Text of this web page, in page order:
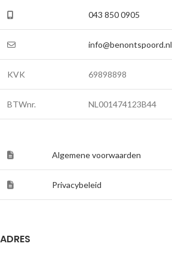
043 850 0905
info@benontspoord.nl
KVK 69898898
BTWnr. NL001474123B44
Algemene voorwaarden
Privacybeleid
ADRES